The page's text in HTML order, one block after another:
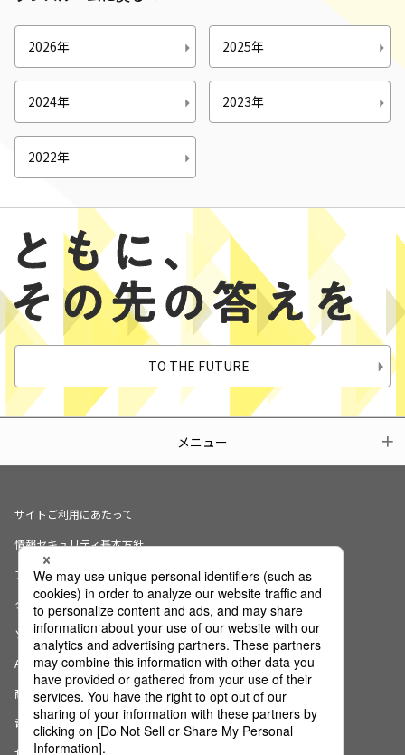
2026年 2025年
2024年 2023年
2022年
TO THE FUTURE
メニュー
サイトご利用にあたって
情報セキュリティ基本方針
プライバシーポリシー
クッキーの使用について
ソーシャルメディアポリシー
AI倫理宣言
商標・登録商標について
電子公告